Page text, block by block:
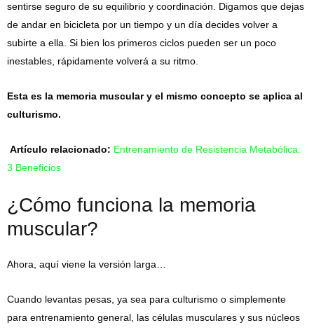
sentirse seguro de su equilibrio y coordinación. Digamos que dejas
de andar en bicicleta por un tiempo y un día decides volver a
subirte a ella. Si bien los primeros ciclos pueden ser un poco
inestables, rápidamente volverá a su ritmo.
Esta es la memoria muscular y el mismo concepto se aplica al
culturismo.
Artículo relacionado: Entrenamiento de Resistencia Metabólica:
3 Beneficios
¿Cómo funciona la memoria
muscular?
Ahora, aquí viene la versión larga…
Cuando levantas pesas, ya sea para culturismo o simplemente
para entrenamiento general, las células musculares y sus núcleos